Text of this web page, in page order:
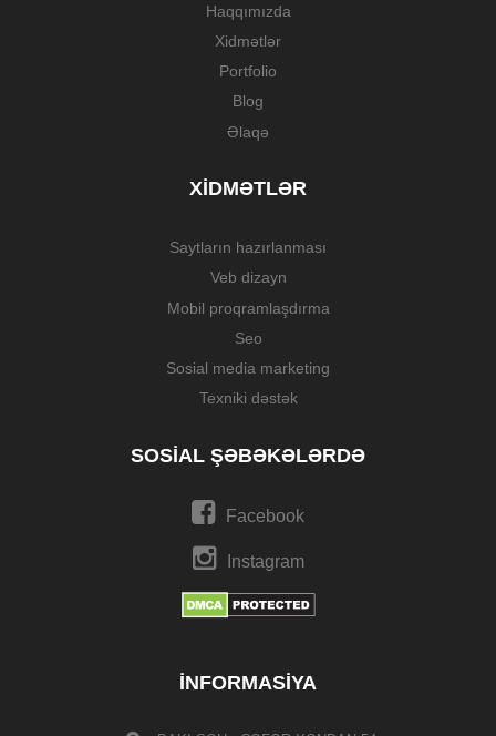
Haqqımızda
Xidmətlər
Portfolio
Blog
Əlaqə
XIDMƏTLƏR
Saytların hazırlanması
Veb dizayn
Mobil proqramlaşdırma
Seo
Sosial media marketing
Texniki dəstək
SOSIAL ŞƏBƏKƏLƏRDƏ
Facebook
Instagram
İNFORMASIYA